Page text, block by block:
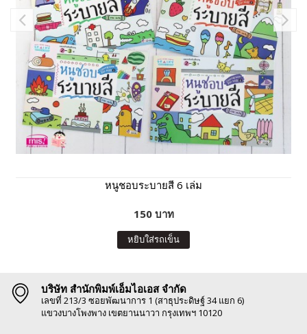
หนูชอบระบายสี 6 เล่ม
150 บาท
หยิบใส่รถเข็น
บริษัท สำนักพิมพ์เอ็มไอเอส จำกัด
เลขที่ 213/3 ซอยพัฒนาการ 1 (สาธุประดิษฐ์ 34 แยก 6)
แขวงบางโพงพาง เขตยานนาวา กรุงเทพฯ 10120